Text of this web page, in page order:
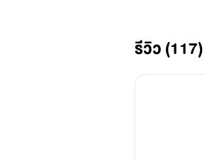
รีวิว (117)